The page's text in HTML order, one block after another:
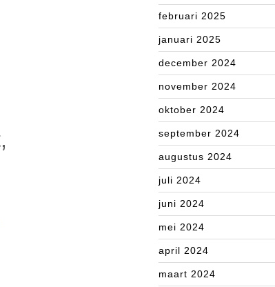
februari 2025
januari 2025
december 2024
november 2024
oktober 2024
september 2024
augustus 2024
juli 2024
juni 2024
mei 2024
april 2024
maart 2024